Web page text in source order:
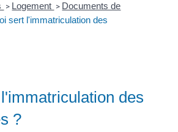
> Logement > Documents de
sert l'immatriculation des
des
?